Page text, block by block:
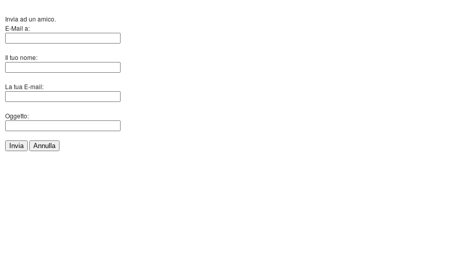
Invia ad un amico.
E-Mail a:
Il tuo nome:
La tua E-mail:
Oggetto:
Invia Annulla